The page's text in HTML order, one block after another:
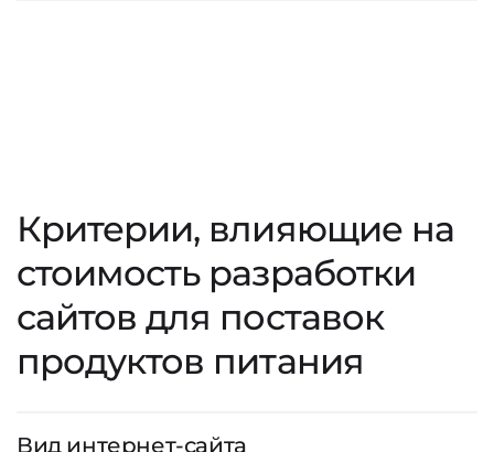
Критерии, влияющие на
стоимость разработки
сайтов для поставок
продуктов питания
Вид интернет-сайта